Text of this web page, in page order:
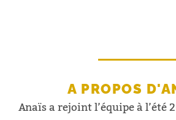
Anaïs a rejoint l’équipe à l’été
A PROPOS